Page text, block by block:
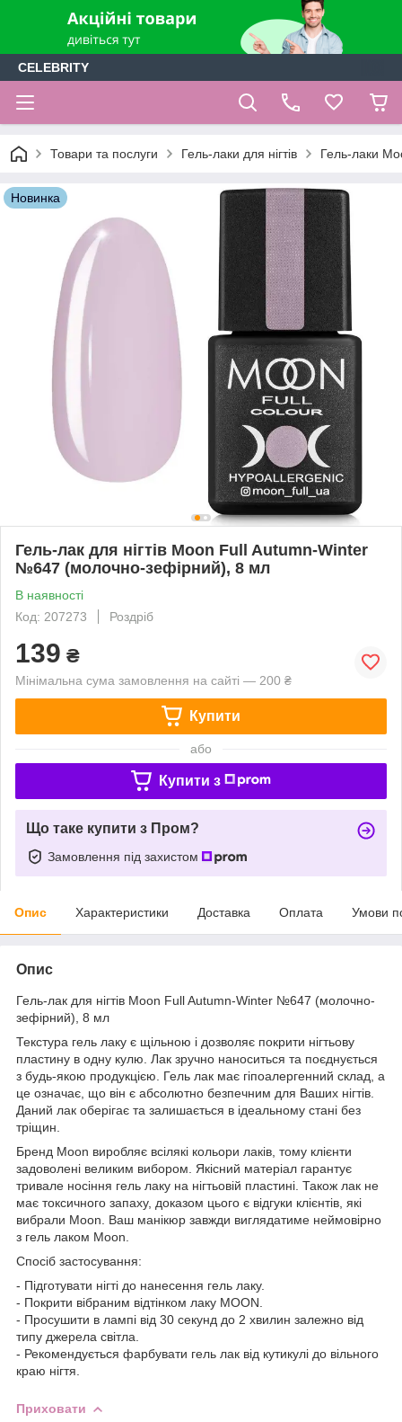
CELEBRITY
Товари та послуги Гель-лаки для нігтів Гель-лаки
Новинка
Гель-лак для нігтів Moon Full Autumn-Winter
№647 (молочно-зефірний), 8 мл
В наявності
Код: 207273
Роздріб
139 ₴
Мінімальна сума замовлення на сайті — 200 ₴
Купити
або
Купити з
Що таке купити з Пром?
Замовлення під захистом
Опис Характеристики Доставка Оплата Умови
Опис
Гель-лак для нігтів Moon Full Autumn-Winter №647 (молочно-
зефірний), 8 мл
Текстура гель лаку є щільною і дозволяє покрити нігтьову
пластину в одну кулю. Лак зручно наноситься та поєднується
з будь-якою продукцією. Гель лак має гіпоалергенний склад, а
це означає, що він є абсолютно безпечним для Ваших нігтів.
Даний лак оберігає та залишається в ідеальному стані без
тріщин.
Бренд Moon виробляє всілякі кольори лаків, тому клієнти
задоволені великим вибором. Якісний матеріал гарантує
тривале носіння гель лаку на нігтьовій пластині. Також лак не
має токсичного запаху, доказом цього є відгуки клієнтів, які
вибрали Moon. Ваш манікюр завжди виглядатиме неймовірно
з гель лаком Moon.
Спосіб застосування:
- Підготувати нігті до нанесення гель лаку.
- Покрити вібраним відтінком лаку MOON.
- Просушити в лампі від 30 секунд до 2 хвилин залежно від
типу джерела світла.
- Рекомендується фарбувати гель лак від кутикулі до вільного
краю нігтя.
Приховати